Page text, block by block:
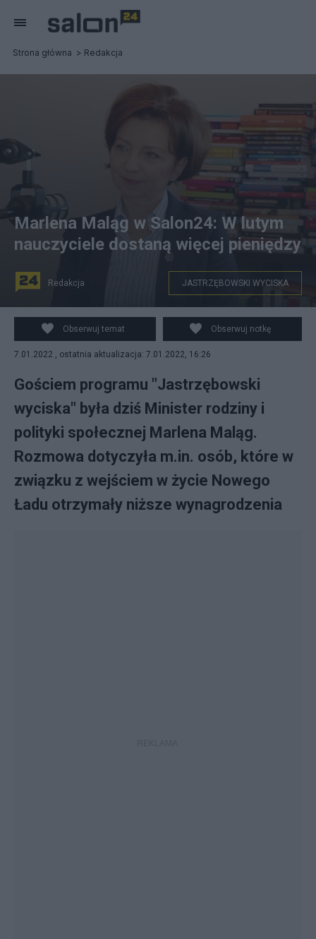
Strona główna Redakcja
Salon24
Marlena Maląg w Salon24: W lutym
nauczyciele dostaną więcej pieniędzy
Redakcja JASTRZĘBOWSKI WYCISKA
Obserwuj temat Obserwuj notkę
7.01.2022 , ostatnia aktualizacja: 7.01.2022, 16:26
Gościem programu "Jastrzębowski
wyciska" była dziś Minister rodziny i
polityki społecznej Marlena Maląg.
Rozmowa dotyczyła m.in. osób, które w
związku z wejściem w życie Nowego
Ładu otrzymały niższe wynagrodzenia